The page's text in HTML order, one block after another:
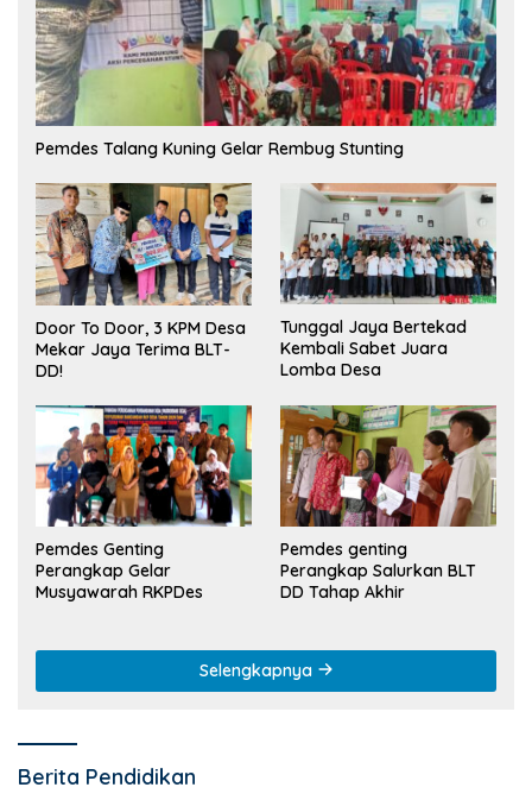
Pemdes Talang Kuning Gelar Rembug Stunting
Door To Door, 3 KPM Desa
Mekar Jaya Terima BLT-
DD!
Tunggal Jaya Bertekad
Kembali Sabet Juara
Lomba Desa
Pemdes Genting
Perangkap Gelar
Musyawarah RKPDes
Pemdes genting
Perangkap Salurkan BLT
DD Tahap Akhir
Selengkapnya
Berita Pendidikan